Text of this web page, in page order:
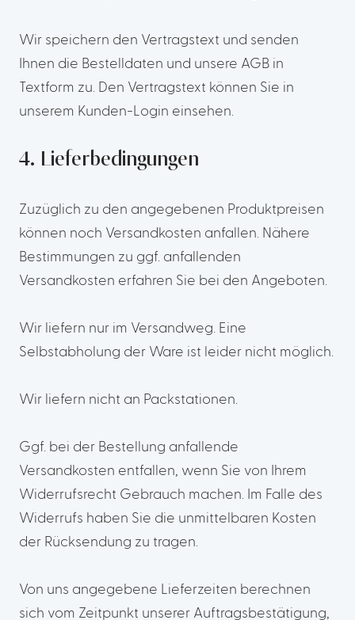
Wir speichern den Vertragstext und senden
Ihnen die Bestelldaten und unsere AGB in
Textform zu. Den Vertragstext können Sie in
unserem Kunden-Login einsehen.
4. Lieferbedingungen
Zuzüglich zu den angegebenen Produktpreisen
können noch Versandkosten anfallen. Nähere
Bestimmungen zu ggf. anfallenden
Versandkosten erfahren Sie bei den Angeboten.
Wir liefern nur im Versandweg. Eine
Selbstabholung der Ware ist leider nicht möglich.
Wir liefern nicht an Packstationen.
Ggf. bei der Bestellung anfallende
Versandkosten entfallen, wenn Sie von Ihrem
Widerrufsrecht Gebrauch machen. Im Falle des
Widerrufs haben Sie die unmittelbaren Kosten
der Rücksendung zu tragen.
Von uns angegebene Lieferzeiten berechnen
sich vom Zeitpunkt unserer Auftragsbestätigung,